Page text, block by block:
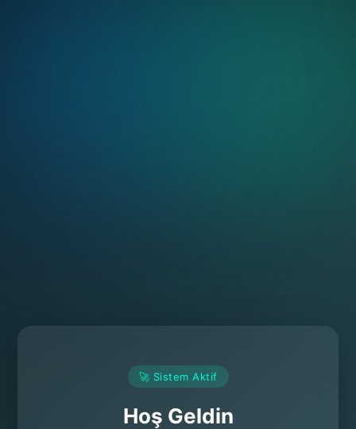
🚀 Sistem Aktif
Hoş Geldin